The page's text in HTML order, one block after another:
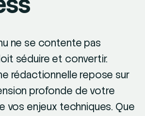
ne se contente pas
séduire et convertir.
rédactionnelle repose sur
profonde de votre
vos enjeux techniques. Que